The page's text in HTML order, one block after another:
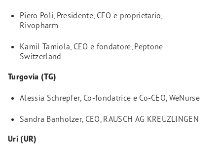
Piero Poli, Presidente, CEO e proprietario,
Rivopharm
Kamil Tamiola, CEO e fondatore, Peptone
Switzerland
Turgovia (TG)
Alessia Schrepfer, Co-fondatrice e Co-CEO, WeNurse
Sandra Banholzer, CEO, RAUSCH AG KREUZLINGEN
Uri (UR)